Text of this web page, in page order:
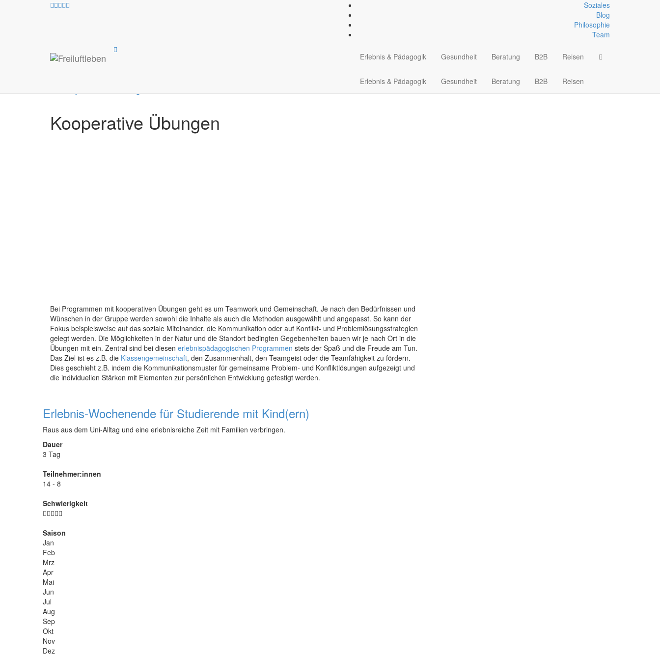
Soziales
Blog
Philosophie
Team
Erlebnis & Pädagogik Gesundheit Beratung B2B Reisen
Erlebnis & Pädagogik Gesundheit Beratung B2B Reisen
Natur und Umwelt
Wandern
Kooperative Übungen
Bei Programmen mit kooperativen Übungen geht es um Teamwork und Gemeinschaft. Je nach den Bedürfnissen und
Wünschen in der Gruppe werden sowohl die Inhalte als auch die Methoden ausgewählt und angepasst. So kann der
Fokus beispielsweise auf das soziale Miteinander, die Kommunikation oder auf Konflikt- und Problemlösungsstrategien
gelegt werden. Die Möglichkeiten in der Natur und die Standort bedingten Gegebenheiten bauen wir je nach Ort in die
Übungen mit ein. Zentral sind bei diesen erlebnispädagogischen Programmen stets der Spaß und die Freude am Tun.
Das Ziel ist es z.B. die Klassengemeinschaft, den Zusammenhalt, den Teamgeist oder die Teamfähigkeit zu fördern.
Dies geschieht z.B. indem die Kommunikationsmuster für gemeinsame Problem- und Konfliktlösungen aufgezeigt und
die individuellen Stärken mit Elementen zur persönlichen Entwicklung gefestigt werden.
Erlebnis-Wochenende für Studierende mit Kind(ern)
Raus aus dem Uni-Alltag und eine erlebnisreiche Zeit mit Familien verbringen.
Dauer
3 Tag
Teilnehmer:innen
14 - 8
Schwierigkeit
Saison
Jan
Feb
Mrz
Apr
Mai
Jun
Jul
Aug
Sep
Okt
Nov
Dez